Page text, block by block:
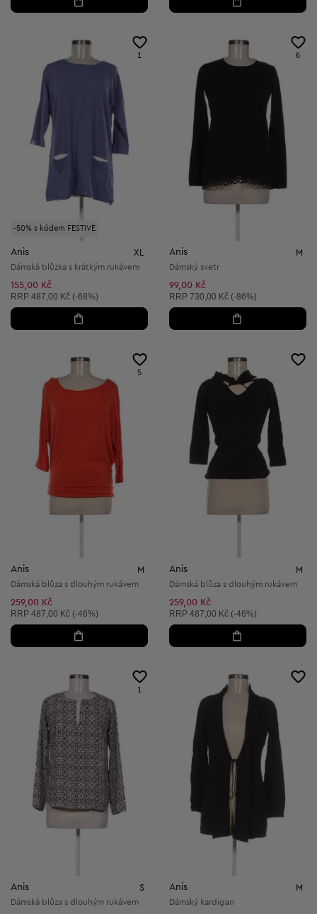
-50% s kódem FESTIVE
1
Anis XL
Dámská blůzka s krátkým rukávem
155,00 Kč
Doporučená cena:
RRP 487,00 Kč (-68%)
6
Anis M
Dámský svetr
99,00 Kč
Doporučená cena:
RRP 730,00 Kč (-86%)
5
Anis M
Dámská blůza s dlouhým rukávem
259,00 Kč
Doporučená cena:
RRP 487,00 Kč (-46%)
Anis M
Dámská blůza s dlouhým rukávem
259,00 Kč
Doporučená cena:
RRP 487,00 Kč (-46%)
1
Anis S
Dámská blůza s dlouhým rukávem
Anis M
Dámský kardigan